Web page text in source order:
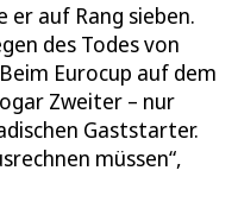
er auf Rang sieben.
des Todes von
Eurocup auf dem
Zweiter – nur
Gaststarter.
müssen“,